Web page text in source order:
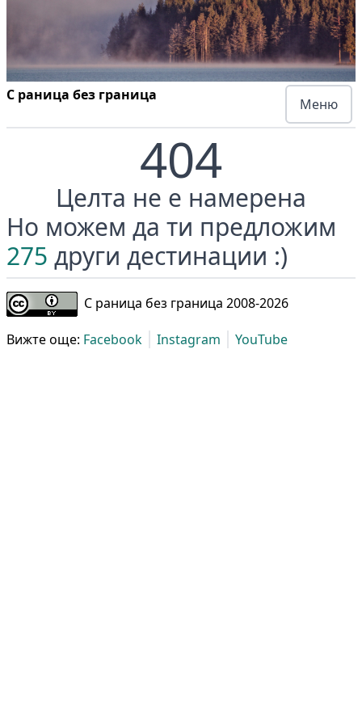
С раница без граница
Меню
404
Целта не е намерена
Но можем да ти предложим
275 други дестинации :)
С раница без граница 2008-2026
Вижте още: Facebook Instagram YouTube